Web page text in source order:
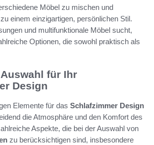
Möbel zu mischen und
einem einzigartigen, persönlichen Stil.
und multifunktionale Möbel sucht,
Optionen, die sowohl praktisch als
für Ihr
Design
Elemente für das Schlafzimmer Design
die Atmosphäre und den Komfort des
Aspekte, die bei der Auswahl von
zu berücksichtigen sind, insbesondere